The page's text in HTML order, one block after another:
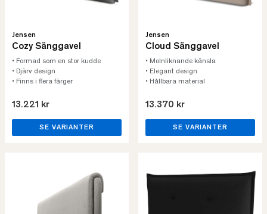
Jensen
Cozy Sänggavel
• Formad som en stor kudde
• Djärv design
• Finns i flera färger
13.221 kr
SE VARIANTER
Jensen
Cloud Sänggavel
• Molnliknande känsla
• Elegant design
• Hållbara material
13.370 kr
SE VARIANTER